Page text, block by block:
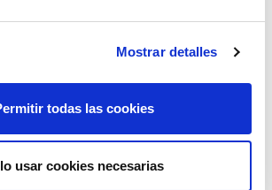
Mostrar detalles
todas las cookies
usar cookies necesarias